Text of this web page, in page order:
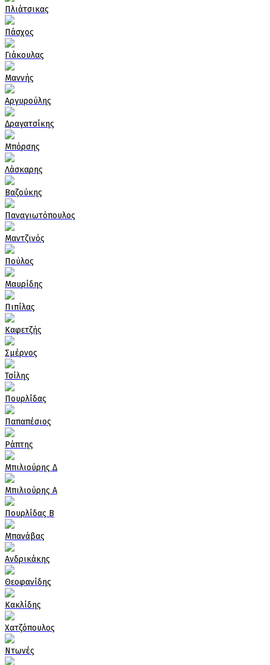
Πλιάτσικας
Πάσχος
Γιάκουλας
Μαννής
Αργυρούλης
Δραγατσίκης
Μπόρσης
Λάσκαρης
Βαζούκης
Παναγιωτόπουλος
Μαντζινός
Πούλος
Μαυρίδης
Πιπίλας
Καφετζής
Σμέρνος
Τσίλης
Πουρλίδας
Παπαπέσιος
Ράπτης
Μπιλιούρης Δ
Μπιλιούρης Α
Πουρλίδας Β
Μπανάβας
Ανδρικάκης
Θεοφανίδης
Κακλίδης
Χατζόπουλος
Ντωνές